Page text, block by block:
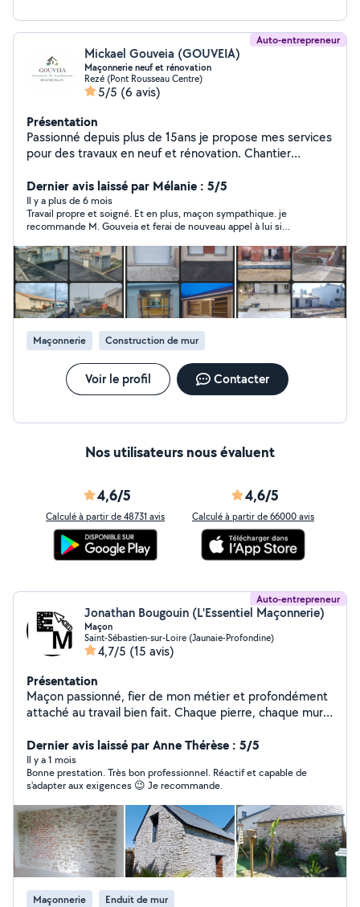
Auto-entrepreneur
Mickael Gouveia (GOUVEIA)
Maçonnerie neuf et rénovation
Rezé (Pont Rousseau Centre)
5/5 (6 avis)
Présentation
Passionné depuis plus de 15ans je propose mes services
pour des travaux en neuf et rénovation. Chantier
construction. A l'écoute de vos projets, pour des
travaux de qualité. Garantie décénal.
Dernier avis laissé par Mélanie : 5/5
Il y a plus de 6 mois
Travail propre et soigné. Et en plus, maçon sympathique. je
recommande M. Gouveia et ferai de nouveau appel à lui si
Maçonnerie Construction de mur
Voir le profil Contacter
Nos utilisateurs nous évaluent
4,6/5
Calculé à partir de 48731 avis
4,6/5
Calculé à partir de 66000 avis
Auto-entrepreneur
Jonathan Bougouin (L'Essentiel Maçonnerie)
Maçon
Saint-Sébastien-sur-Loire (Jaunaie-Profondine)
4,7/5 (15 avis)
Présentation
Maçon passionné, fier de mon métier et profondément
attaché au travail bien fait. Chaque pierre, chaque mur
ma patience et mon expérience au service de
constructions
Dernier avis laissé par Anne Thérèse : 5/5
Il y a 1 mois
Bonne prestation. Très bon professionnel. Réactif et capable de
s'adapter aux exigences 😉 Je recommande.
Maçonnerie Enduit de mur